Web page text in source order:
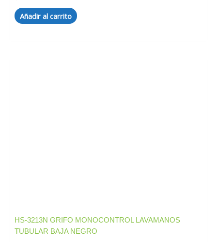
Añadir al carrito
HS-3213N GRIFO MONOCONTROL LAVAMANOS
TUBULAR BAJA NEGRO